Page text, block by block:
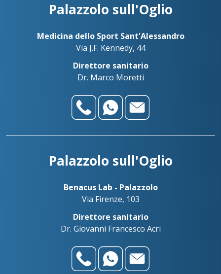
Palazzolo sull'Oglio
Medicina dello Sport Sant'Alessandro
Via J.F. Kennedy, 44
Direttore sanitario
Dr. Marco Moretti
Palazzolo sull'Oglio
Benacus Lab - Palazzolo
Via Firenze, 103
Direttore sanitario
Dr. Giovanni Francesco Acri